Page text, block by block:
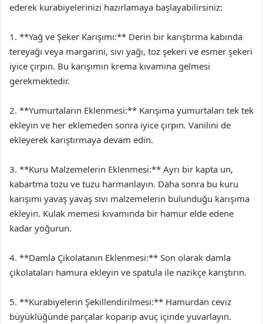
ederek kurabiyelerinizi hazırlamaya başlayabilirsiniz:
1. **Yağ ve Şeker Karışımı:** Derin bir karıştırma kabında
tereyağı veya margarini, sıvı yağı, toz şekeri ve esmer şekeri
iyice çırpın. Bu karışımın krema kıvamına gelmesi
gerekmektedir.
2. **Yumurtaların Eklenmesi:** Karışıma yumurtaları tek tek
ekleyin ve her eklemeden sonra iyice çırpın. Vanilini de
ekleyerek karıştırmaya devam edin.
3. **Kuru Malzemelerin Eklenmesi:** Ayrı bir kapta un,
kabartma tozu ve tuzu harmanlayın. Daha sonra bu kuru
karışımı yavaş yavaş sıvı malzemelerin bulunduğu karışıma
ekleyin. Kulak memesi kıvamında bir hamur elde edene
kadar yoğurun.
4. **Damla Çikolatanın Eklenmesi:** Son olarak damla
çikolataları hamura ekleyin ve spatula ile nazikçe karıştırın.
5. **Kurabiyelerin Şekillendirilmesi:** Hamurdan ceviz
büyüklüğünde parçalar koparıp avuç içinde yuvarlayın.